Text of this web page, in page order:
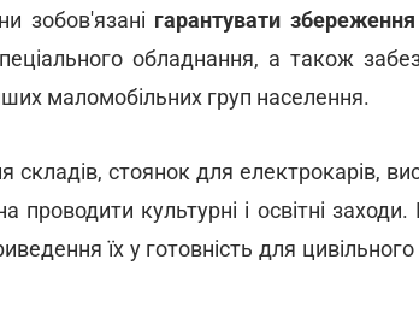
зобов'язані гарантувати збереження
обладнання, а також
маломобільних груп населення.
стоянок для електрокарів,
культурні і освітні
їх у готовність для цивільного